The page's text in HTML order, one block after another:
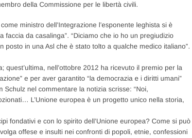
della Commissione per le libertà civili.
ministro dell’Integrazione l’esponente leghista si è
da casalinga”. “Diciamo che io ho un pregiudizio
in una Asl che è stato tolto a qualche medico italiano”.
quest’ultima, nell’ottobre 2012 ha ricevuto il premio per la
e per aver garantito “la democrazia e i diritti umani”
nel commentare la notizia scrisse: “Noi,
L’Unione europea è un progetto unico nella storia,
fondativi e con lo spirito dell’Unione europea? Come si può
offese e insulti nei confronti di popoli, etnie, confessioni